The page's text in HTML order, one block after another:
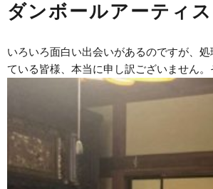
ダンボールアーティ
いろいろ面白い出会いがあるのですが、
ている皆様、本当に申し訳ございません